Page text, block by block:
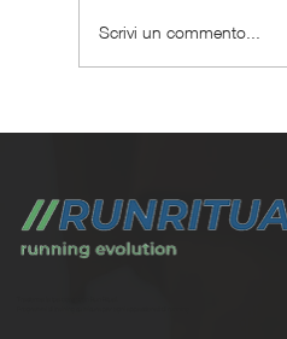
Scrivi un commento...